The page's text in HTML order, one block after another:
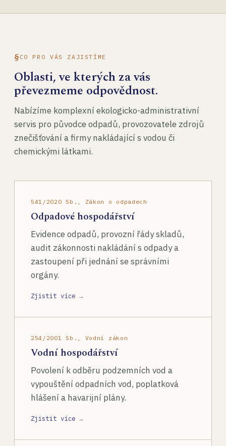
CO PRO VÁS ZAJISTÍME
Oblasti, ve kterých za vás
převezmeme odpovědnost.
Nabízíme komplexní ekologicko-administrativní
servis pro původce odpadů, provozovatele zdrojů
znečišťování a firmy nakládající s vodou či
chemickými látkami.
541/2020 Sb., Zákon o odpadech
Odpadové hospodářství
Evidence odpadů, provozní řády skladů,
audit zákonnosti nakládání s odpady a
zastoupení při jednání se správními
orgány.
Zjistit více →
254/2001 Sb., Vodní zákon
Vodní hospodářství
Povolení k odběru podzemních vod a
vypouštění odpadních vod, poplatková
hlášení a havarijní plány.
Zjistit více →